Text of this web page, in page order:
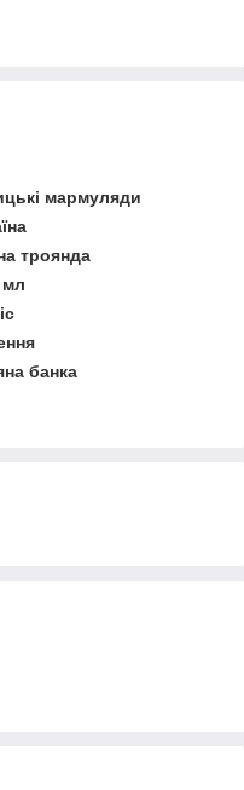
мармуляди
троянда
мл
банка